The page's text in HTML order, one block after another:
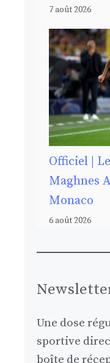
7 août 2026
Officiel |
Maghnes
Monaco
6 août 2026
Une dose
sportive
boîte de